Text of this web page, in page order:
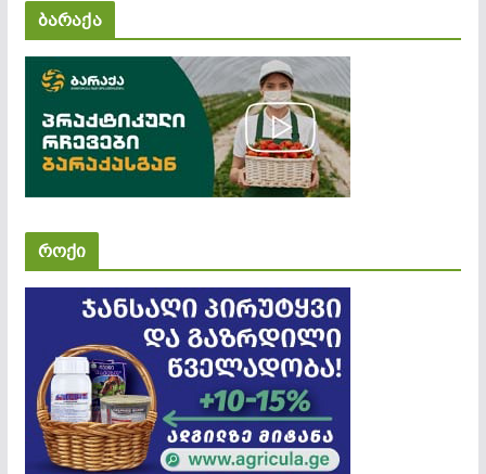
ბარაქა
როქი